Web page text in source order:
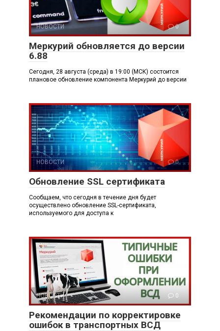
НОВОСТИ 0
Меркурий обновляется до версии
6.88
Сегодня, 28 августа (среда) в 19:00 (МСК) состоится
плановое обновление компонента Меркурий до версии
НОВОСТИ 0
Обновление SSL сертификата
Сообщаем, что сегодня в течение дня будет
осуществлено обновление SSL-сертификата,
используемого для доступа к
НОВОСТИ 0
Рекомендации по корректировке
ошибок в транспортных ВСД